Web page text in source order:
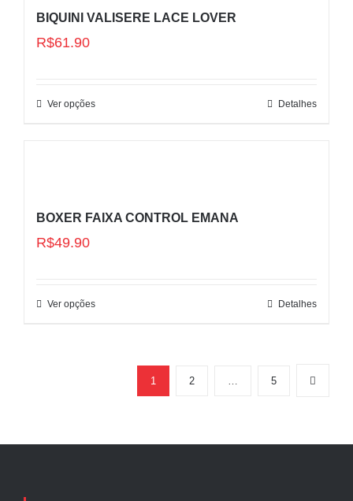
BIQUINI VALISERE LACE LOVER
R$61.90
Ver opções Detalhes
BOXER FAIXA CONTROL EMANA
R$49.90
Ver opções Detalhes
1 2 5